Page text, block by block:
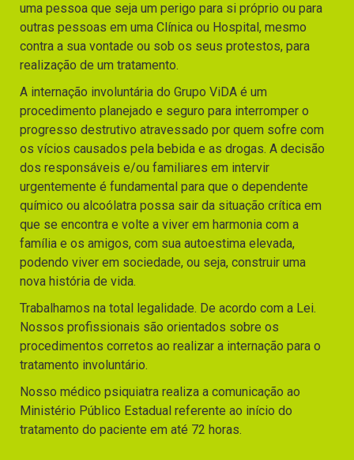
uma pessoa que seja um perigo para si próprio ou para
outras pessoas em uma Clínica ou Hospital, mesmo
contra a sua vontade ou sob os seus protestos, para
realização de um tratamento.
A internação involuntária do Grupo ViDA é um
procedimento planejado e seguro para interromper o
progresso destrutivo atravessado por quem sofre com
os vícios causados pela bebida e as drogas. A decisão
dos responsáveis e/ou familiares em intervir
urgentemente é fundamental para que o dependente
químico ou alcoólatra possa sair da situação crítica em
que se encontra e volte a viver em harmonia com a
família e os amigos, com sua autoestima elevada,
podendo viver em sociedade, ou seja, construir uma
nova história de vida.
Trabalhamos na total legalidade. De acordo com a Lei.
Nossos profissionais são orientados sobre os
procedimentos corretos ao realizar a internação para o
tratamento involuntário.
Nosso médico psiquiatra realiza a comunicação ao
Ministério Público Estadual referente ao início do
tratamento do paciente em até 72 horas.